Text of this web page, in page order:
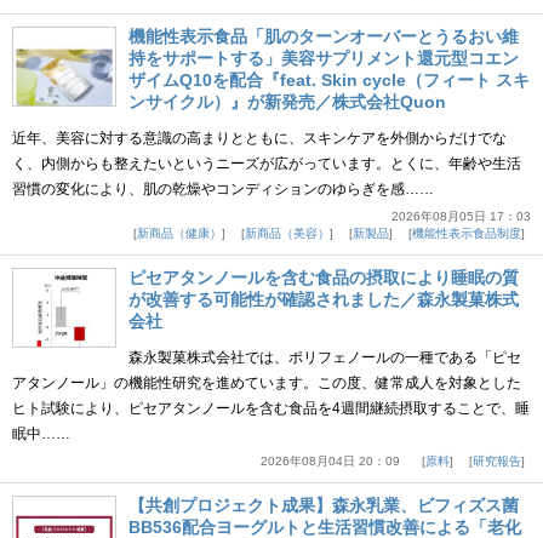
機能性表示食品「肌のターンオーバーとうるおい維
持をサポートする」美容サプリメント還元型コエン
ザイムQ10を配合『feat. Skin cycle（フィート スキ
ンサイクル）』が新発売／株式会社Quon
近年、美容に対する意識の高まりとともに、スキンケアを外側からだけでな
く、内側からも整えたいというニーズが広がっています。とくに、年齢や生活
習慣の変化により、肌の乾燥やコンディションのゆらぎを感……
2026年08月05日 17：03
新商品（健康）
新商品（美容） 新製品 機能性表示食品制度
ピセアタンノールを含む食品の摂取により睡眠の質
が改善する可能性が確認されました／森永製菓株式
会社
森永製菓株式会社では、ポリフェノールの一種である「ピセ
アタンノール」の機能性研究を進めています。この度、健常成人を対象とした
ヒト試験により、ピセアタンノールを含む食品を4週間継続摂取することで、睡
眠中……
2026年08月04日 20：09 原料 研究報告
【共創プロジェクト成果】森永乳業、ビフィズス菌
BB536配合ヨーグルトと生活習慣改善による「老化